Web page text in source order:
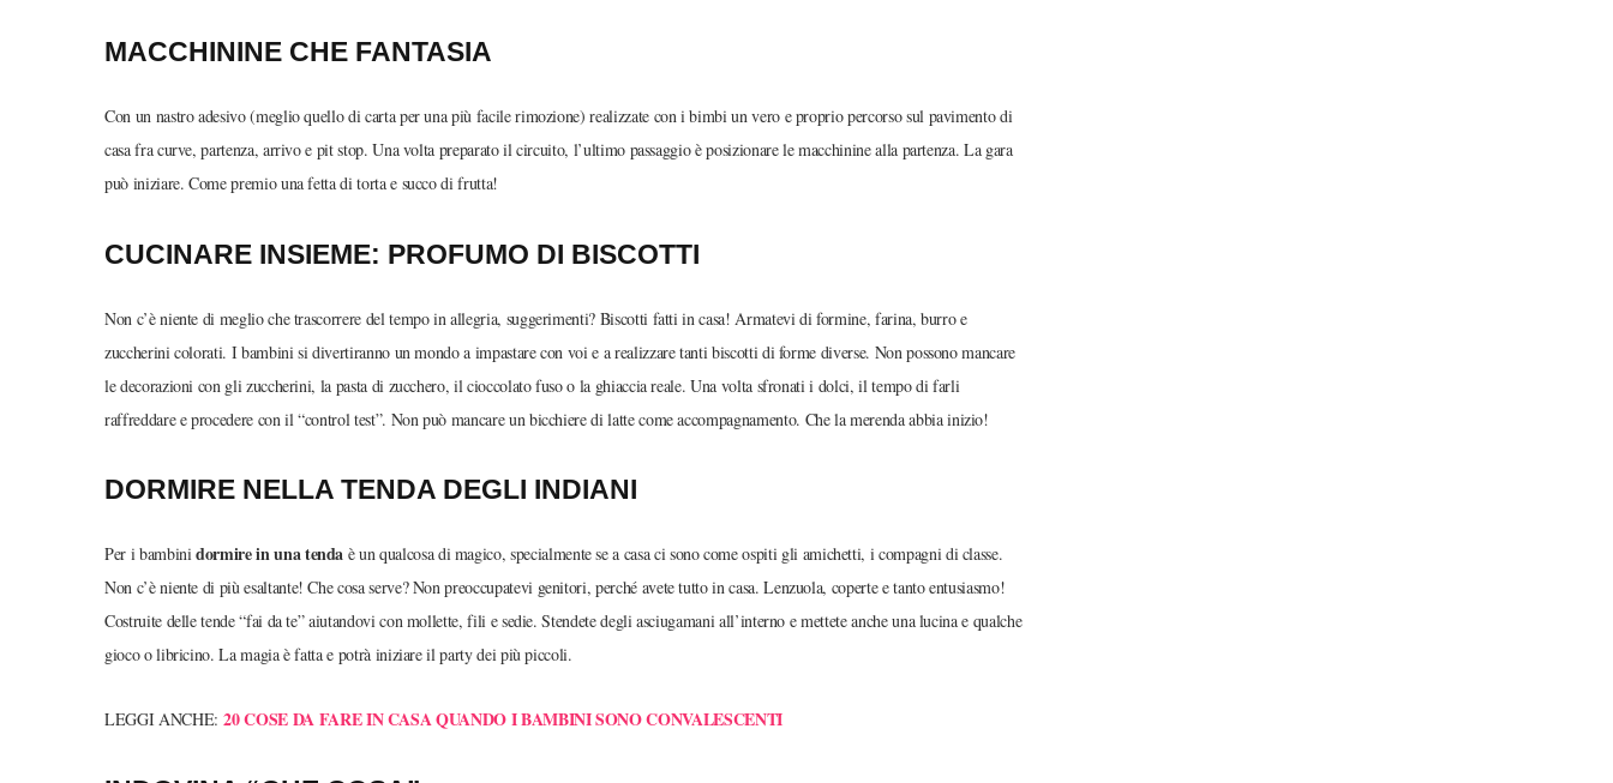
MACCHININE CHE FANTASIA
Con un nastro adesivo (meglio quello di carta per una più facile rimozione) realizzate con i bimbi un vero e proprio percorso sul pavimento di
casa fra curve, partenza, arrivo e pit stop. Una volta preparato il circuito, l’ultimo passaggio è posizionare le macchinine alla partenza. La gara
può iniziare. Come premio una fetta di torta e succo di frutta!
CUCINARE INSIEME: PROFUMO DI BISCOTTI
Non c’è niente di meglio che trascorrere del tempo in allegria, suggerimenti? Biscotti fatti in casa! Armatevi di formine, farina, burro e
zuccherini colorati. I bambini si divertiranno un mondo a impastare con voi e a realizzare tanti biscotti di forme diverse. Non possono mancare
le decorazioni con gli zuccherini, la pasta di zucchero, il cioccolato fuso o la ghiaccia reale. Una volta sfronati i dolci, il tempo di farli
raffreddare e procedere con il “control test”. Non può mancare un bicchiere di latte come accompagnamento. Che la merenda abbia inizio!
DORMIRE NELLA TENDA DEGLI INDIANI
Per i bambinidormire in una tenda è un qualcosa di magico, specialmente se a casa ci sono come ospiti gli amichetti, i compagni di classe.
Non c’è niente di più esaltante! Che cosa serve? Non preoccupatevi genitori, perché avete tutto in casa. Lenzuola, coperte e tanto entusiasmo!
Costruite delle tende “fai da te” aiutandovi con mollette, fili e sedie. Stendete degli asciugamani all’interno e mettete anche una lucina e qualche
gioco o libricino. La magia è fatta e potrà iniziare il party dei più piccoli.
LEGGI ANCHE:20 COSE DA FARE IN CASA QUANDO I BAMBINI SONO CONVALESCENTI